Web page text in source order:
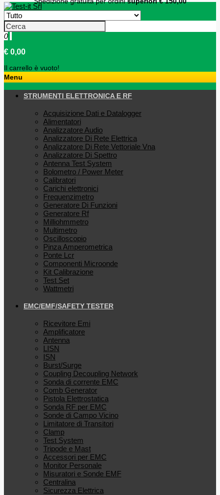
0
€ 0,00
Il carrello è vuoto!
Menu
STRUMENTI ELETTRONICA E RF
Acquisizione Dati e Datalogger
Alimentatori
Analizzatore Audio
Analizzatore Di Rete Elettrica
Analizzatore Di Rete Vettoriale Vna
Analizzatore Di Spettro
Antenna Test System
Bolometro / Power Meter
Calibratori
Carichi elettronici
Frequenzimetro
Generatore Di Funzioni
Generatore Rf
Milliohmmetro
Multimetro
Oscilloscopio
Pinza Amperometrica
Ponte Lcr
Componenti Microonde
Kit Calibrazione
Test Set
Wattmetri
EMC/EMF/SAFETY TESTER
Ricevitore Emi
Amplificatore
Antenna
LISN
ISN
Burst/Surge
Coupling Decoupling Network
Sonda di corrente EMC
Comb Generator
Pistola Elettrostatica
Sonda RF per EMC
Sonde di Campo Vicino
Limitatore di Transitori
Clamp
Test System
Tripode e Mast
Accessori per EMC
Monitor Personale
Misuratori e Sonde EMF
Centralina
Sicurezza Elettrica